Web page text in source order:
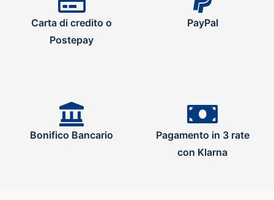
Carta di credito o
Postepay
PayPal
Bonifico Bancario
Pagamento in 3 rate
con Klarna